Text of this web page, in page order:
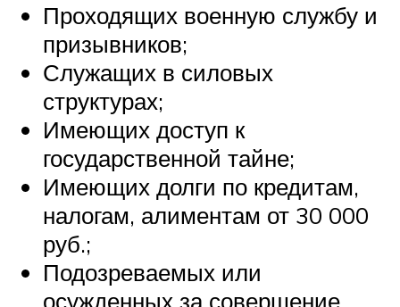
Проходящих военную службу и
призывников;
Служащих в силовых
структурах;
Имеющих доступ к
государственной тайне;
Имеющих долги по кредитам,
налогам, алиментам от 30 000
руб.;
Подозреваемых или
осужденных за совершение